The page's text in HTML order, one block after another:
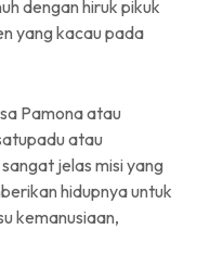
dengan hiruk pikuk
yang kacau pada
Pamona atau
atau
jelas misi yang
hidupnya untuk
kemanusiaan,